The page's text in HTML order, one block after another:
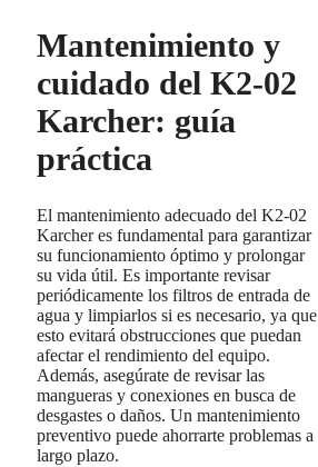
Mantenimiento y
cuidado del K2-02
Karcher: guía
práctica
El mantenimiento adecuado del K2-02
Karcher es fundamental para garantizar
su funcionamiento óptimo y prolongar
su vida útil. Es importante revisar
periódicamente los filtros de entrada de
agua y limpiarlos si es necesario, ya que
esto evitará obstrucciones que puedan
afectar el rendimiento del equipo.
Además, asegúrate de revisar las
mangueras y conexiones en busca de
desgastes o daños. Un mantenimiento
preventivo puede ahorrarte problemas a
largo plazo.